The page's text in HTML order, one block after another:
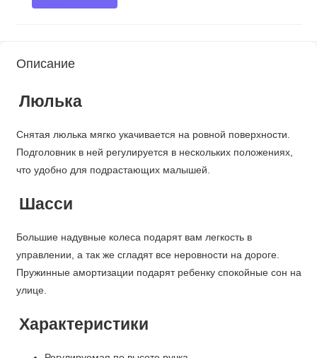
Описание
Люлька
Снятая люлька мягко укачивается на ровной поверхности.
Подголовник в ней регулируется в нескольких положениях,
что удобно для подрастающих малышей.
Шасси
Большие надувные колеса подарят вам легкость в
управлении, а так же сгладят все неровности на дороге.
Пружинные амортизации подарят ребенку спокойные сон на
улице.
Характеристики